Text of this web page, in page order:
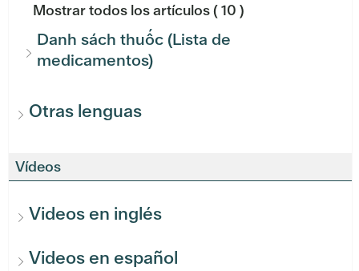
Mostrar todos los artículos( 10 )
Danh sách thuốc (Lista de
medicamentos)
Otras lenguas
Vídeos
Videos en inglés
Videos en español